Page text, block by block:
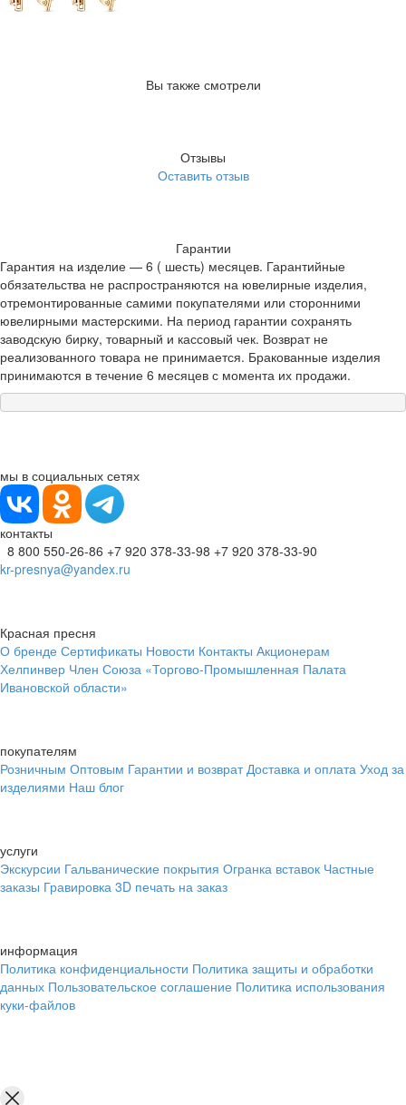
Вы также смотрели
Отзывы
Оставить отзыв
Гарантии
Гарантия на изделие — 6 ( шесть) месяцев. Гарантийные
обязательства не распространяются на ювелирные изделия,
отремонтированные самими покупателями или сторонними
ювелирными мастерскими. На период гарантии сохранять
заводскую бирку, товарный и кассовый чек. Возврат не
реализованного товара не принимается. Бракованные изделия
принимаются в течение 6 месяцев с момента их продажи.
мы в социальных сетях
контакты
8 800 550-26-86 +7 920 378-33-98 +7 920 378-33-90
kr-presnya@yandex.ru
Красная пресня
О бренде Сертификаты Новости Контакты Акционерам
Хелпинвер Член Союза «Торгово-Промышленная Палата
Ивановской области»
покупателям
Розничным Оптовым Гарантии и возврат Доставка и оплата Уход за
изделиями Наш блог
услуги
Экскурсии Гальванические покрытия Огранка вставок Частные
заказы Гравировка 3D печать на заказ
информация
Политика конфиденциальности Политика защиты и обработки
данных Пользовательское соглашение Политика использования
куки-файлов